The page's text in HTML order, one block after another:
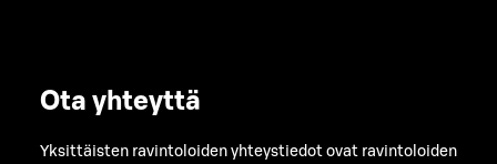
Ota yhteyttä
Yksittäisten ravintoloiden yhteystiedot ovat ravintoloiden